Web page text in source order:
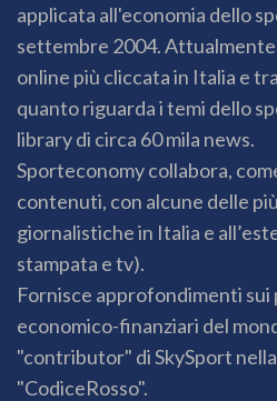
applicata all'economia dello
settembre 2004. Attualmente
online più cliccata in Italia e
quanto riguarda i temi dello
library di circa 60 mila news.
Sporteconomy collabora,
contenuti, con alcune delle
giornalistiche in Italia e
stampata e tv).
Fornisce approfondimenti sui
economico-finanziari del
"contributor" di SkySport
"CodiceRosso".